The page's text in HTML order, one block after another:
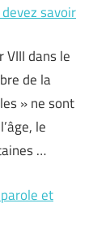
savoir
dans le
de la
» ne sont
le
…
et